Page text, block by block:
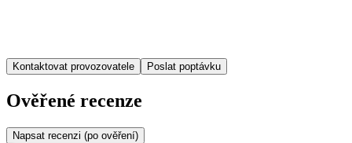
Kontaktovat provozovatele Poslat poptávku
Ověřené recenze
Napsat recenzi (po ověření)